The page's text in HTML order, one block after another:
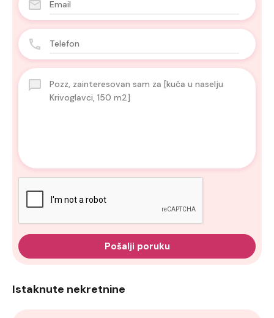
Pošalji poruku
Istaknute nekretnine